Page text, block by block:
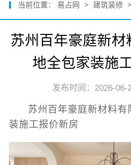
当前位置： 易占网 > 建筑装修 >
苏州百年豪庭新材
地全包家装施
发布时间：2026-06-
苏州百年豪庭新材料
装施工报价新房